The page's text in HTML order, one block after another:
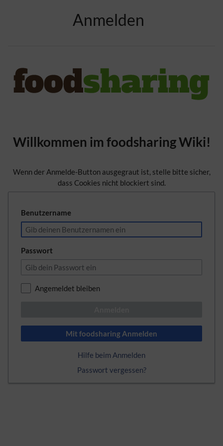
Zu den SeitenwerkzeugenAnmelden
Willkommen im foodsharing Wiki!
Wenn der Anmelde-Button ausgegraut ist, stelle bitte sicher,
dass Cookies nicht blockiert sind.
Benutzername
Passwort
Angemeldet bleiben
Mit foodsharing Anmelden
Hilfe beim Anmelden
Passwort vergessen?